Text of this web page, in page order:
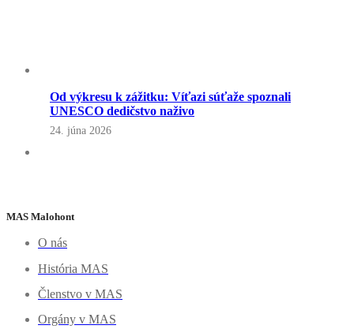
Od výkresu k zážitku: Víťazi súťaže spoznali
UNESCO dedičstvo naživo
24. júna 2026
MAS Malohont
O nás
História MAS
Členstvo v MAS
Orgány v MAS